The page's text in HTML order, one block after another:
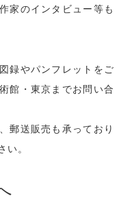
家のインタビュー等も
録やパンフレットをご
館・東京までお問い合
郵送販売も承っており
。